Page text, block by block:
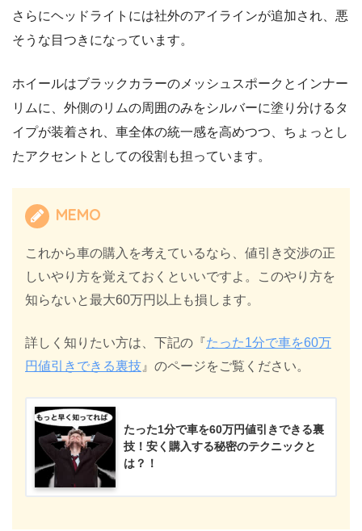
さらにヘッドライトには社外のアイラインが追加され、悪
そうな目つきになっています。
ホイールはブラックカラーのメッシュスポークとインナー
リムに、外側のリムの周囲のみをシルバーに塗り分けるタ
イプが装着され、車全体の統一感を高めつつ、ちょっとし
たアクセントとしての役割も担っています。
MEMO
これから車の購入を考えているなら、値引き交渉の正
しいやり方を覚えておくといいですよ。このやり方を
知らないと最大60万円以上も損します。
詳しく知りたい方は、下記の『たった1分で車を60万
円値引きできる裏技 』のページをご覧ください。
たった1分で車を60万円値引きできる裏
技！安く購入する秘密のテクニックと
は？！